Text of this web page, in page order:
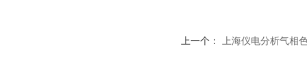
上一个： 上海仪电分析气相